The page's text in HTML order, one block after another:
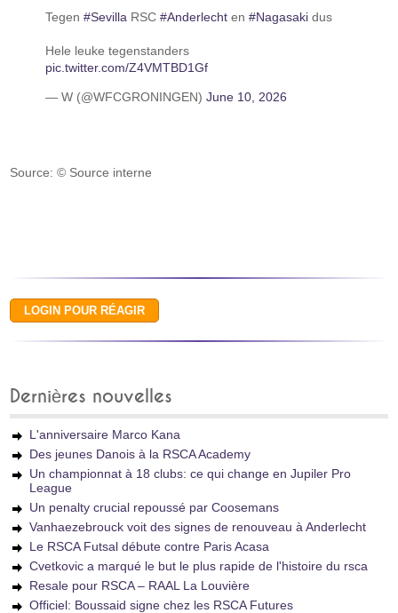
Tegen#Sevilla RSC#Anderlecht en#Nagasaki dus
Hele leuke tegenstanders
pic.twitter.com/Z4VMTBD1Gf
— W (@WFCGRONINGEN)June 10, 2026
Source: © Source interne
Dernières nouvelles
L'anniversaire Marco Kana
Des jeunes Danois à la RSCA Academy
Un championnat à 18 clubs: ce qui change en Jupiler Pro
League
Un penalty crucial repoussé par Coosemans
Vanhaezebrouck voit des signes de renouveau à Anderlecht
Le RSCA Futsal débute contre Paris Acasa
Cvetkovic a marqué le but le plus rapide de l'histoire du rsca
Resale pour RSCA – RAAL La Louvière
Officiel: Boussaid signe chez les RSCA Futures